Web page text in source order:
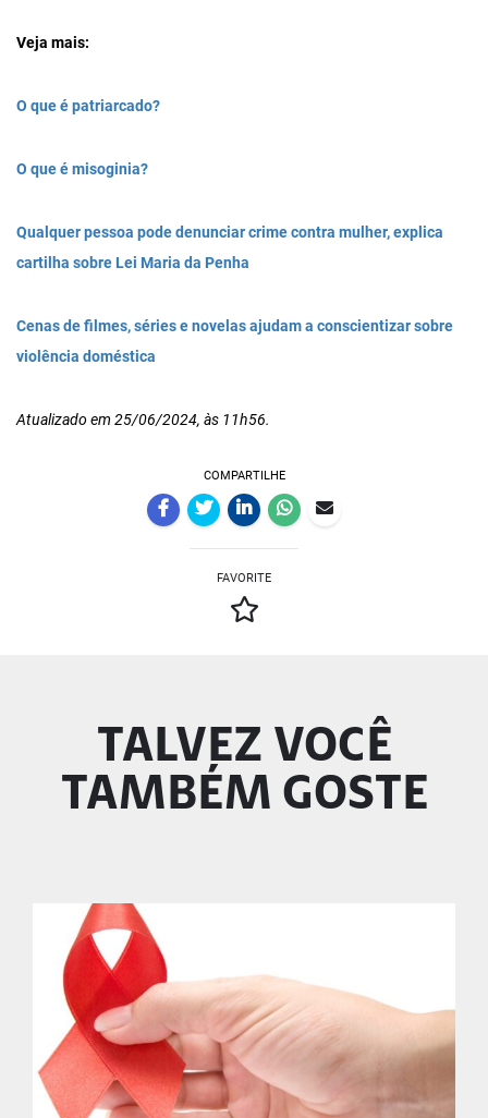
Veja mais:
O que é patriarcado?
O que é misoginia?
Qualquer pessoa pode denunciar crime contra mulher, explica
cartilha sobre Lei Maria da Penha
Cenas de filmes, séries e novelas ajudam a conscientizar sobre
violência doméstica
Atualizado em 25/06/2024, às 11h56.
COMPARTILHE
FAVORITE
TALVEZ VOCÊ
TAMBÉM GOSTE